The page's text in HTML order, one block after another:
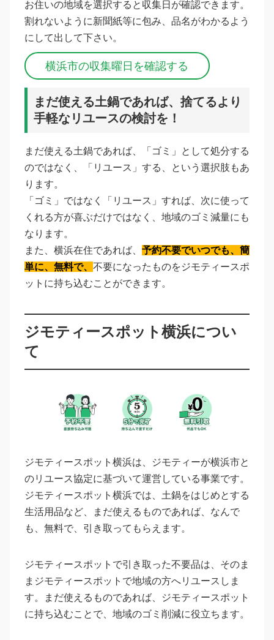
お住いの地域を選択すると収集日が確認できます。
割れないように新聞紙等に包み、品名がわかるよう
にして出して下さい。
横浜市の収集曜日を確認する
まだ使える土鍋であれば、捨てるより
手軽なリユースの検討を！
まだ使える土鍋であれば、「ゴミ」として処分する
のではなく、「リユース」する、という選択肢もあ
ります。
「ゴミ」ではなく「リユース」すれば、次に使って
くれる方が喜ぶだけではなく、地域のゴミ減量にも
なります。
また、横浜在住であれば、 予約不要でいつでも、簡
単に、無料で、 不要になったものをジモティースポ
ットに持ち込むことができます。
ジモティースポット横浜につい
て
ジモティースポット横浜は、ジモティーが横浜市と
のリユース協定に基づいて運営している事業です。
ジモティースポット横浜では、土鍋をはじめとする
生活用品など、まだ使えるものであれば、なんで
も、無料で、引き取ってもらえます。
ジモティースポットで引き取った不要品は、そのま
まジモティースポットで地域の方へリユースしま
す。まだ使えるものであれば、ジモティースポット
に持ち込むことで、地域のゴミ削減に役立ちます。